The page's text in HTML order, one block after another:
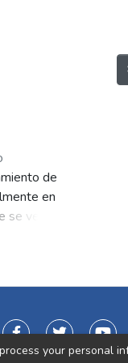
de
en
ve
tiene
que
de valor
la
your personal